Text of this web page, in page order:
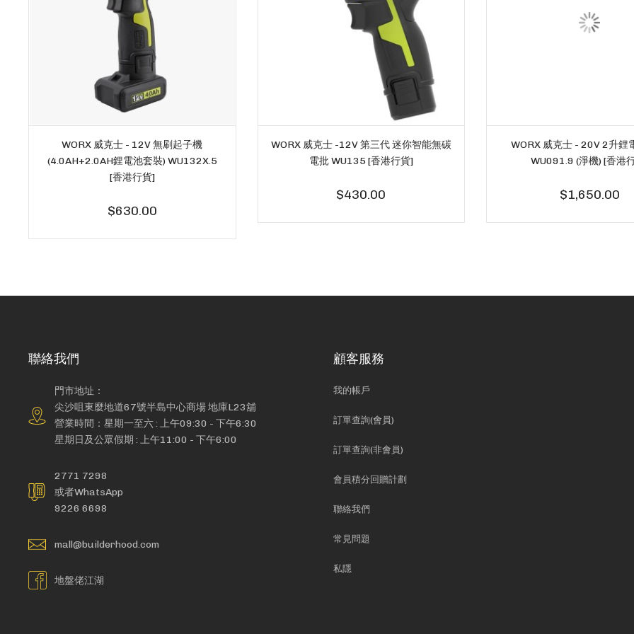
WORX 威克士 - 12V 無刷起子機
(4.0AH+2.0AH鋰電池套裝) WU132X.5
[香港行貨]
$630.00
WORX 威克士 -12V 第三代 迷你智能無碳
電批 WU135 [香港行貨]
$430.00
WORX 威克士 - 20V 2升鋰
WU091.9 (淨機) [香港
$1,650.00
聯絡我們
門市地址：
尖沙咀東麼地道67號半島中心商場 地庫L23舖
營業時間：星期一至六 : 上午09:30 - 下午6:30
星期日及公眾假期 : 上午11:00 - 下午6:00
2771 7298
或者WhatsApp
9226 6698
mall@builderhood.com
地盤佬江湖
顧客服務
我的帳戶
訂單查詢(會員)
訂單查詢(非會員)
會員積分回贈計劃
聯絡我們
常見問題
私隱